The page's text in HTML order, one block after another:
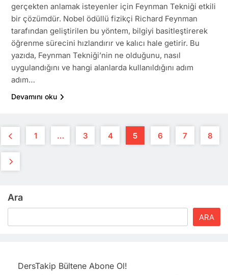
gerçekten anlamak isteyenler için Feynman Tekniği etkili
bir çözümdür. Nobel ödüllü fizikçi Richard Feynman
tarafından geliştirilen bu yöntem, bilgiyi basitleştirerek
öğrenme sürecini hızlandırır ve kalıcı hale getirir. Bu
yazıda, Feynman Tekniği’nin ne olduğunu, nasıl
uygulandığını ve hangi alanlarda kullanıldığını adım
adım…
Devamını oku
1 … 3 4 5 6 7 8
Ara
ARA
DersTakip Bültene Abone Ol!